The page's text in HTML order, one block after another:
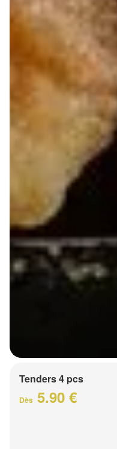
Tenders 4 pcs
Dès 5.90 €